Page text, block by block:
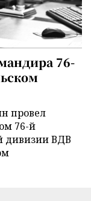
76-
провел
76-й
дивизии ВДВ